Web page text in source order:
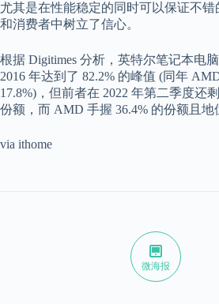
尤其是在性能稳定的同时可以保证不
和消费者中树立了信心。
根据 Digitimes 分析，英特尔笔记本电
2016 年达到了 82.2% 的峰值 (同年
17.8%)，但前者在 2022 年第二季度还
份额，而 AMD 手握 36.4% 的份额且地
via ithome
微海报